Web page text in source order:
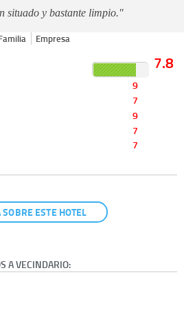
situado y bastante limpio."
Empresa
7.8
9
7
9
7
7
ESTE HOTEL
A VECINDARIO: